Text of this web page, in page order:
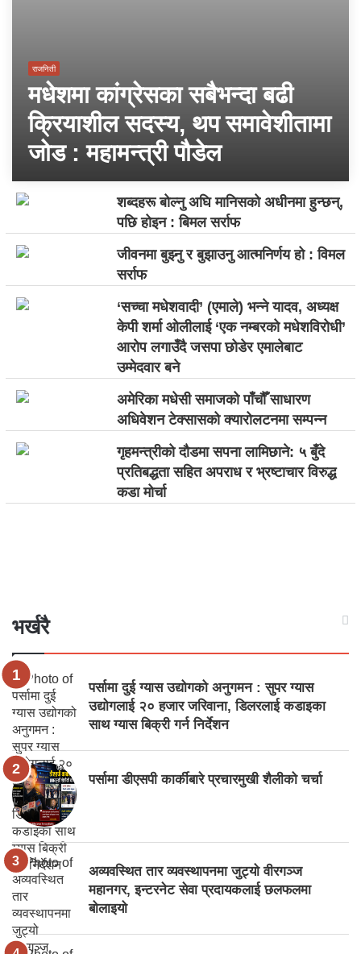
राजनिती
मधेशमा कांग्रेसका सबैभन्दा बढी
क्रियाशील सदस्य, थप समावेशीतामा
जोड : महामन्त्री पौडेल
शब्दहरू बोल्नु अघि मानिसको अधीनमा हुन्छन्,
पछि होइन : बिमल सर्राफ
जीवनमा बुझ्नु र बुझाउनु आत्मनिर्णय हो : विमल
सर्राफ
‘सच्चा मधेशवादी’ (एमाले) भन्ने यादव, अध्यक्ष
केपी शर्मा ओलीलाई ‘एक नम्बरको मधेशविरोधी’
आरोप लगाउँदै जसपा छोडेर एमालेबाट
उम्मेदवार बने
अमेरिका मधेसी समाजको पाँचौँ साधारण
अधिवेशन टेक्सासको क्यारोलटनमा सम्पन्न
गृहमन्त्रीको दौडमा सपना लामिछाने: ५ बुँदे
प्रतिबद्धता सहित अपराध र भ्रष्टाचार विरुद्ध
कडा मोर्चा
भर्खरै
पर्सामा दुई ग्यास उद्योगको अनुगमन : सुपर ग्यास
उद्योगलाई २० हजार जरिवाना, डिलरलाई कडाइका
साथ ग्यास बिक्री गर्न निर्देशन
पर्सामा डीएसपी कार्कीबारे प्रचारमुखी शैलीको चर्चा
अव्यवस्थित तार व्यवस्थापनमा जुट्यो वीरगञ्ज
महानगर, इन्टरनेट सेवा प्रदायकलाई छलफलमा
बोलाइयो